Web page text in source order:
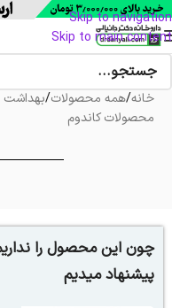
Skip to navigation
Skip to main content
خانه/همه محصولات/بهداشت
محصولات کاندوم
چون این محصول را
پیشنهاد میدیم